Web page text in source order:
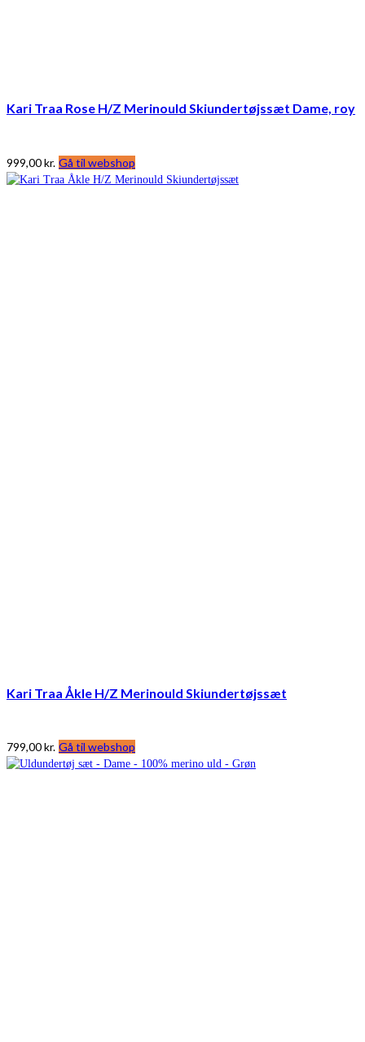
Kari Traa Rose H/Z Merinould Skiundertøjssæt Dame, roy
999,00kr. Gå til webshop
Kari Traa Åkle H/Z Merinould Skiundertøjssæt
799,00kr. Gå til webshop